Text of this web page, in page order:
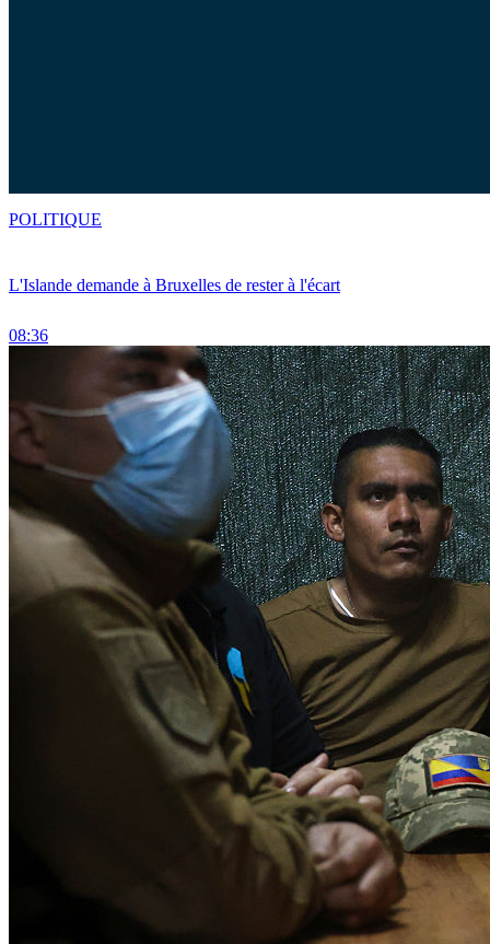
L'Islande demande à Bruxelles de rester à l'écart
08:36
POLITIQUE